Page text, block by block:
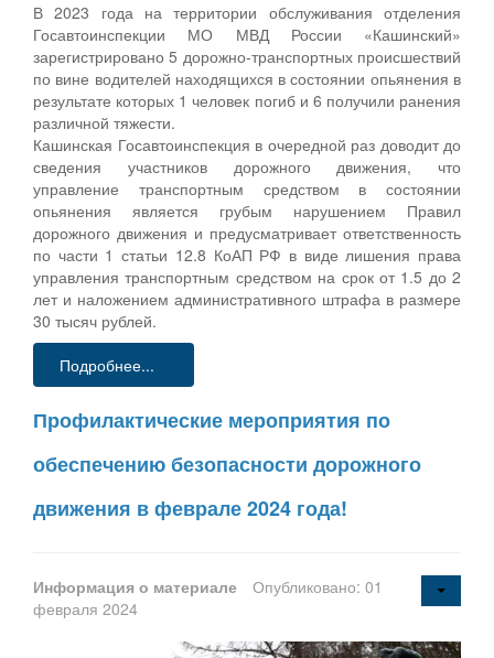
В 2023 года на территории обслуживания отделения
Госавтоинспекции МО МВД России «Кашинский»
зарегистрировано 5 дорожно-транспортных происшествий
по вине водителей находящихся в состоянии опьянения в
результате которых 1 человек погиб и 6 получили ранения
различной тяжести.
Кашинская Госавтоинспекция в очередной раз доводит до
сведения участников дорожного движения, что
управление транспортным средством в состоянии
опьянения является грубым нарушением Правил
дорожного движения и предусматривает ответственность
по части 1 статьи 12.8 КоАП РФ в виде лишения права
управления транспортным средством на срок от 1.5 до 2
лет и наложением административного штрафа в размере
30 тысяч рублей.
Подробнее...
Профилактические мероприятия по
обеспечению безопасности дорожного
движения в феврале 2024 года!
Информация о материале
Опубликовано: 01
февраля 2024